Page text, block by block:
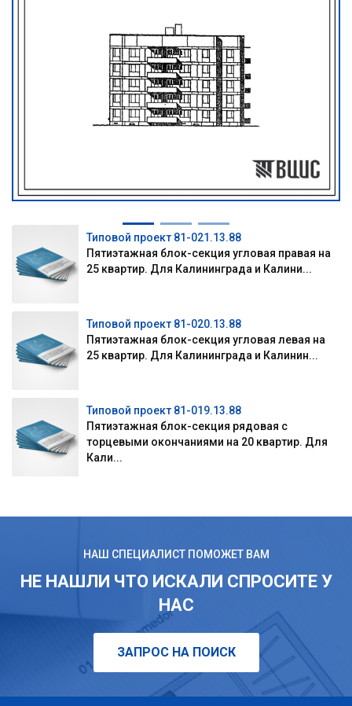
Типовой проект 81-021.13.88
Пятиэтажная блок-секция угловая правая на
25 квартир. Для Калининграда и Калини...
Типовой проект 81-020.13.88
Пятиэтажная блок-секция угловая левая на
25 квартир. Для Калининграда и Калинин...
Типовой проект 81-019.13.88
Пятиэтажная блок-секция рядовая с
торцевыми окончаниями на 20 квартир. Для
Кали...
НАШ СПЕЦИАЛИСТ ПОМОЖЕТ ВАМ
НЕ НАШЛИ ЧТО ИСКАЛИ СПРОСИТЕ У
НАС
ЗАПРОС НА ПОИСК